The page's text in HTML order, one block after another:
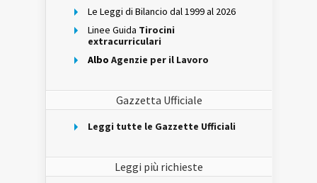
Le Leggi di Bilancio dal 1999 al 2026
Linee Guida Tirocini
extracurriculari
Albo Agenzie per il Lavoro
Gazzetta Ufficiale
Leggi tutte le Gazzette Ufficiali
Leggi più richieste